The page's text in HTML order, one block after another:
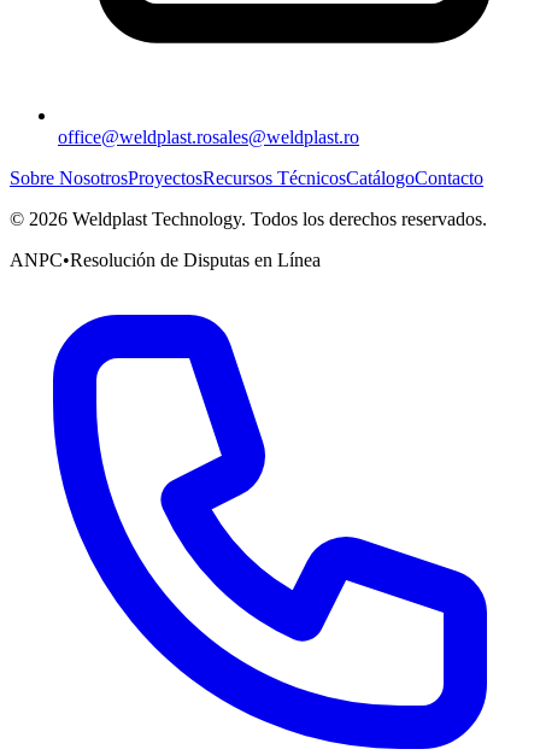
office@weldplast.rosales@weldplast.ro
Sobre NosotrosProyectosRecursos TécnicosCatálogoContacto
© 2026 Weldplast Technology. Todos los derechos reservados.
ANPC•Resolución de Disputas en Línea